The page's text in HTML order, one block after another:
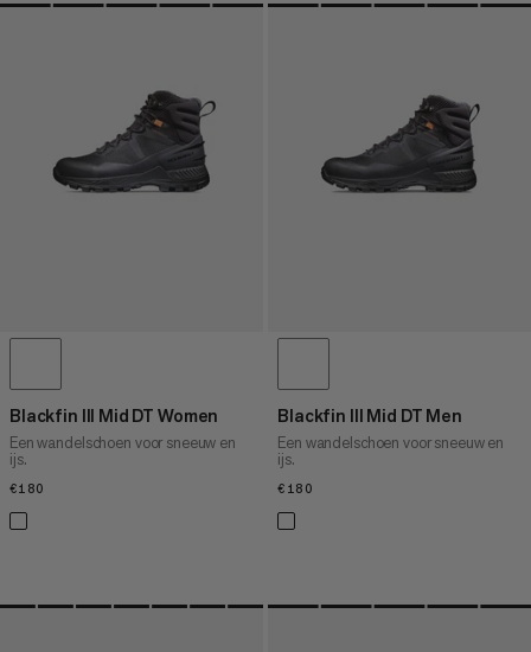
ONZE AANBEVELING
PRIJS HOOG NAAR LAAG
WAT IS ER NIEUW
Blackfin III Mid DT Women
Een wandelschoen voor sneeuw en
ijs.
€180
Blackfin III Mid DT Men
Een wandelschoen voor sneeuw en
ijs.
€180